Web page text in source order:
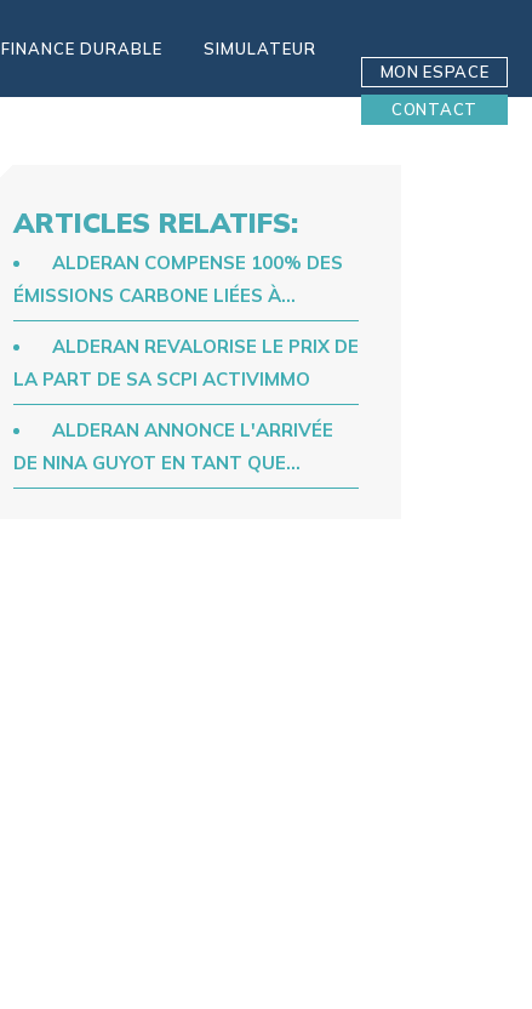
MON ESPACE
CONTACT
FINANCE DURABLE SIMULATEUR
ARTICLES RELATIFS:
ALDERAN COMPENSE 100% DES
ÉMISSIONS CARBONE LIÉES À…
ALDERAN REVALORISE LE PRIX DE
LA PART DE SA SCPI ACTIVIMMO
ALDERAN ANNONCE L'ARRIVÉE
DE NINA GUYOT EN TANT QUE…